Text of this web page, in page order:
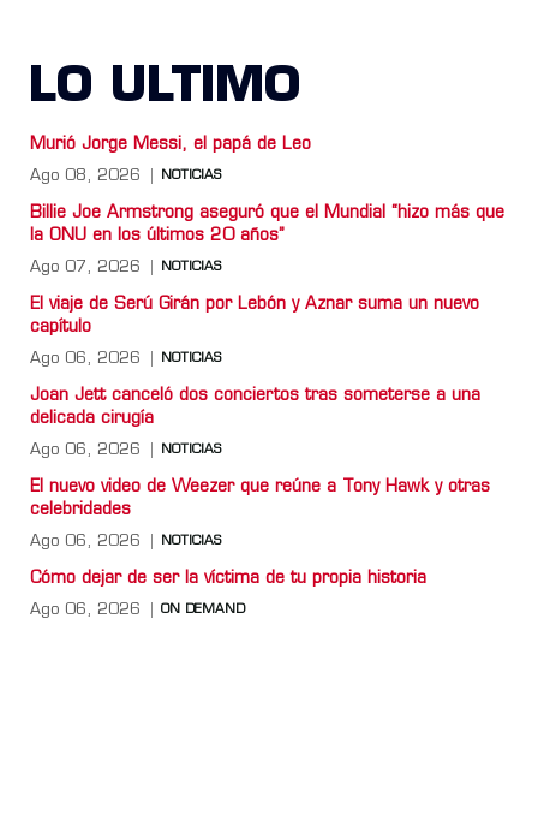
LO ULTIMO
Murió Jorge Messi, el papá de Leo
Ago 08, 2026 NOTICIAS
Billie Joe Armstrong aseguró que el Mundial “hizo más que
la ONU en los últimos 20 años”
Ago 07, 2026 NOTICIAS
El viaje de Serú Girán por Lebón y Aznar suma un nuevo
capítulo
Ago 06, 2026 NOTICIAS
Joan Jett canceló dos conciertos tras someterse a una
delicada cirugía
Ago 06, 2026 NOTICIAS
El nuevo video de Weezer que reúne a Tony Hawk y otras
celebridades
Ago 06, 2026 NOTICIAS
Cómo dejar de ser la víctima de tu propia historia
Ago 06, 2026 ON DEMAND